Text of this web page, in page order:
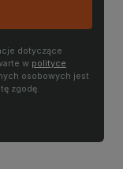
dotyczące
w polityce
osobowych jest
zgodę.